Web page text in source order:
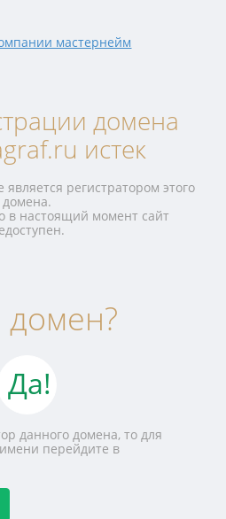
домена
истек
регистратором этого
домена.
в настоящий момент сайт
Да!
данного домена, то для
перейдите в